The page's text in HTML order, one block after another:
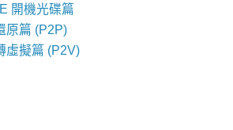
開機光碟篇
原篇 (P2P)
虛擬篇 (P2V)